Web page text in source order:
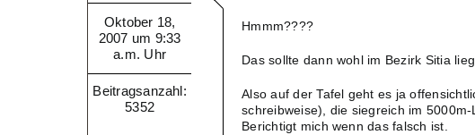
Oktober 18,
2007 um 9:33
a.m. Uhr
Beitragsanzahl:
5352
Hmmm????
Das sollte dann wohl im Bezirk Sitia
Also auf der Tafel geht es ja
schreibweise), die siegreich im 5000m-
Berichtigt mich wenn das falsch ist.